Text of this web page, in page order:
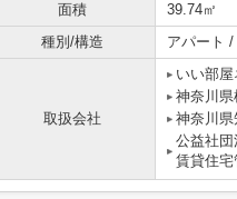
面積
39.74㎡
種別/構造
アパート /
取扱会社
いい部
神奈川
神奈川県
公益社
賃貸住宅